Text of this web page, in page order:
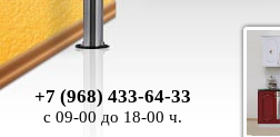
+7 (968) 433-64-33
с 09-00 до 18-00 ч.